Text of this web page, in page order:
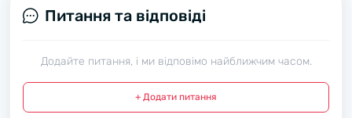
Питання та відповіді
Додайте питання, і ми відповімо найближчим часом.
+ Додати питання